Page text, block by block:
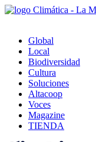
Global
Local
Biodiversidad
Cultura
Soluciones
Altacoop
Voces
Magazine
TIENDA